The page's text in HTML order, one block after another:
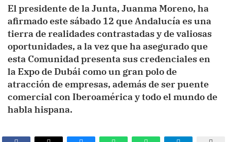
El presidente de la Junta, Juanma Moreno, ha
afirmado este sábado 12 que Andalucía es una
tierra de realidades contrastadas y de valiosas
oportunidades, a la vez que ha asegurado que
esta Comunidad presenta sus credenciales en
la Expo de Dubái como un gran polo de
atracción de empresas, además de ser puente
comercial con Iberoamérica y todo el mundo de
habla hispana.